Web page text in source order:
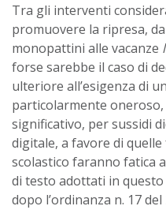
Tra gli interventi
promuovere la ripresa,
monopattini alle vacanze
forse sarebbe il caso di
ulteriore all’esigenza di
particolarmente
significativo, per sussidi
digitale, a favore di
scolastico faranno fatica
di testo adottati in
dopo l’ordinanza n. 17